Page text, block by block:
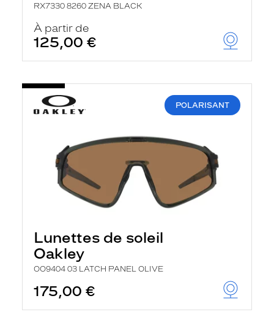
RX7330 8260 ZENA BLACK
À partir de
125,00 €
POLARISANT
Lunettes de soleil
Oakley
OO9404 03 LATCH PANEL OLIVE
175,00 €